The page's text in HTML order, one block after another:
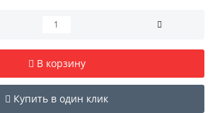
В корзину
Купить в один клик